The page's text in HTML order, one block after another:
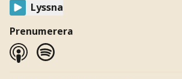
Lyssna
Prenumerera